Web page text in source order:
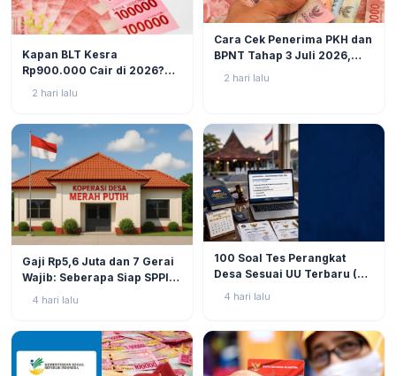
Kapan BLT Kesra
Rp900.000 Cair di 2026?
Simak Prediksi dan
2 hari lalu
Cara Cek Penerima PKH dan
BPNT Tahap 3 Juli 2026,
Bansos Sudah Mulai Cair!
2 hari lalu
Gaji Rp5,6 Juta dan 7 Gerai
Wajib: Seberapa Siap SPPI
4 hari lalu
100 Soal Tes Perangkat
Desa Sesuai UU Terbaru (UU
No. 3 Tahun 2024 & PP No.
4 hari lalu